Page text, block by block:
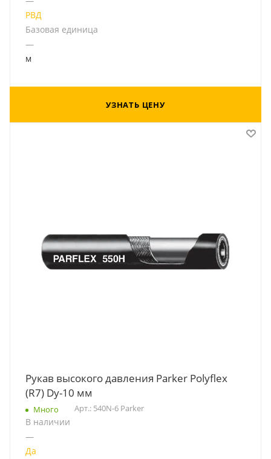
РВД
Базовая единица
—
м
УЗНАТЬ ЦЕНУ
Рукав высокого давления Parker Polyflex
(R7) Dу-10 мм
Много Арт.: 540N-6 Parker
В наличии
—
Да